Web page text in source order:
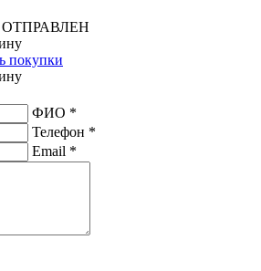
покупки
ФИО *
Телефон *
Email *